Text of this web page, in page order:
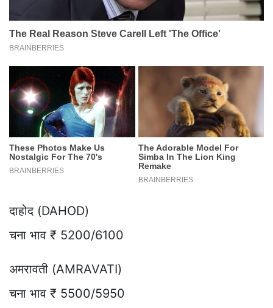
दाहोद (DAHOD)
चना भाव ₹ 5200/6100
अमरावती (AMRAVATI)
चना भाव ₹ 5500/5950